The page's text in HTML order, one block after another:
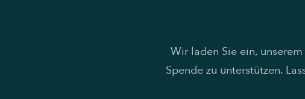
Wir laden Sie ein,
Spende zu unterstützen.